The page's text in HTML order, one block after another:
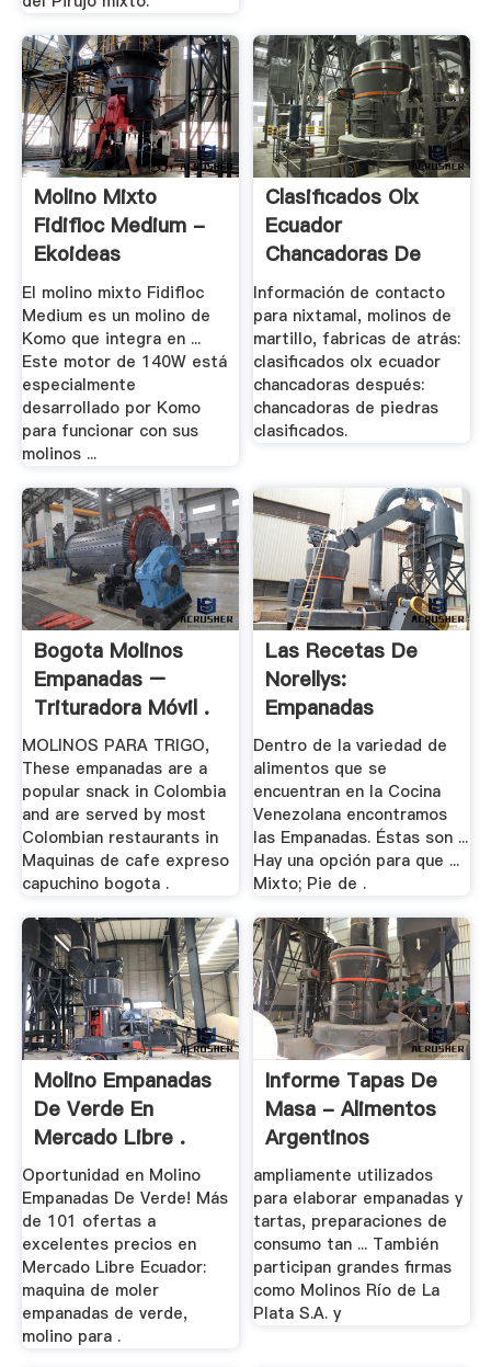
Molino Mixto
Fidifloc Medium -
Ekoideas
El molino mixto Fidifloc
Medium es un molino de
Komo que integra en ...
Este motor de 140W está
especialmente
desarrollado por Komo
para funcionar con sus
molinos ...
Clasificados Olx
Ecuador
Chancadoras De
Mandibulas
Información de contacto
para nixtamal, molinos de
martillo, fabricas de atrás:
clasificados olx ecuador
chancadoras después:
chancadoras de piedras
clasificados.
Bogota Molinos
Empanadas –
Trituradora Móvil .
MOLINOS PARA TRIGO,
These empanadas are a
popular snack in Colombia
and are served by most
Colombian restaurants in
Maquinas de cafe expreso
capuchino bogota .
Las Recetas De
Norellys:
Empanadas
Venezolanas
Dentro de la variedad de
alimentos que se
encuentran en la Cocina
Venezolana encontramos
las Empanadas. Éstas son ...
Hay una opción para que ...
Mixto; Pie de .
Molino Empanadas
De Verde En
Mercado Libre .
Oportunidad en Molino
Empanadas De Verde! Más
de 101 ofertas a
excelentes precios en
Mercado Libre Ecuador:
maquina de moler
empanadas de verde,
molino para .
Informe Tapas De
Masa - Alimentos
Argentinos
ampliamente utilizados
para elaborar empanadas y
tartas, preparaciones de
consumo tan ... También
participan grandes firmas
como Molinos Río de La
Plata S.A. y